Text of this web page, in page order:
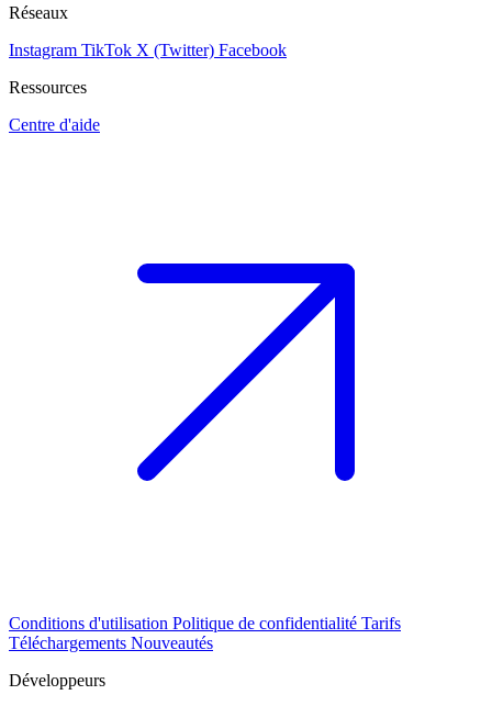
Réseaux
Instagram TikTok X (Twitter) Facebook
Ressources
Centre d'aide
Conditions d'utilisation Politique de confidentialité Tarifs
Téléchargements Nouveautés
Développeurs